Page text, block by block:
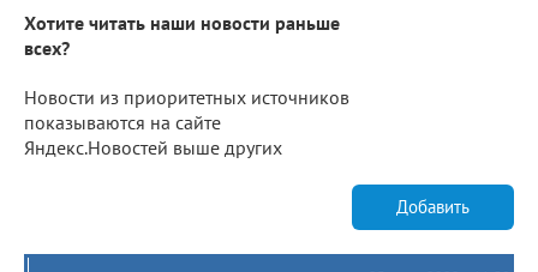
Хотите читать наши новости раньше
всех?
Новости из приоритетных источников
показываются на сайте
Яндекс.Новостей выше других
Добавить